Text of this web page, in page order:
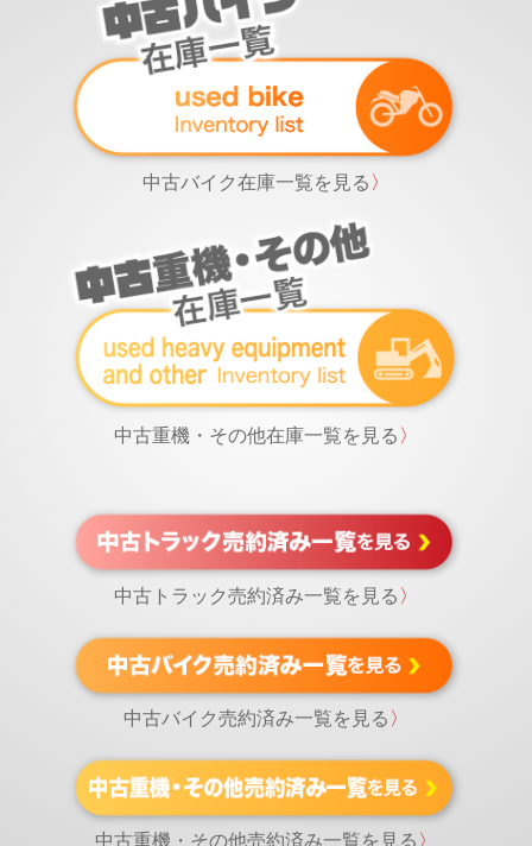
中古バイク在庫一覧を見る 〉
中古重機・その他在庫一覧を見る 〉
中古トラック売約済み一覧を見る 〉
中古バイク売約済み一覧を見る 〉
中古重機・その他売約済み一覧を見る 〉